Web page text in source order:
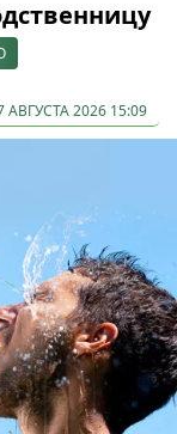
АВГУСТА 2026 15:09